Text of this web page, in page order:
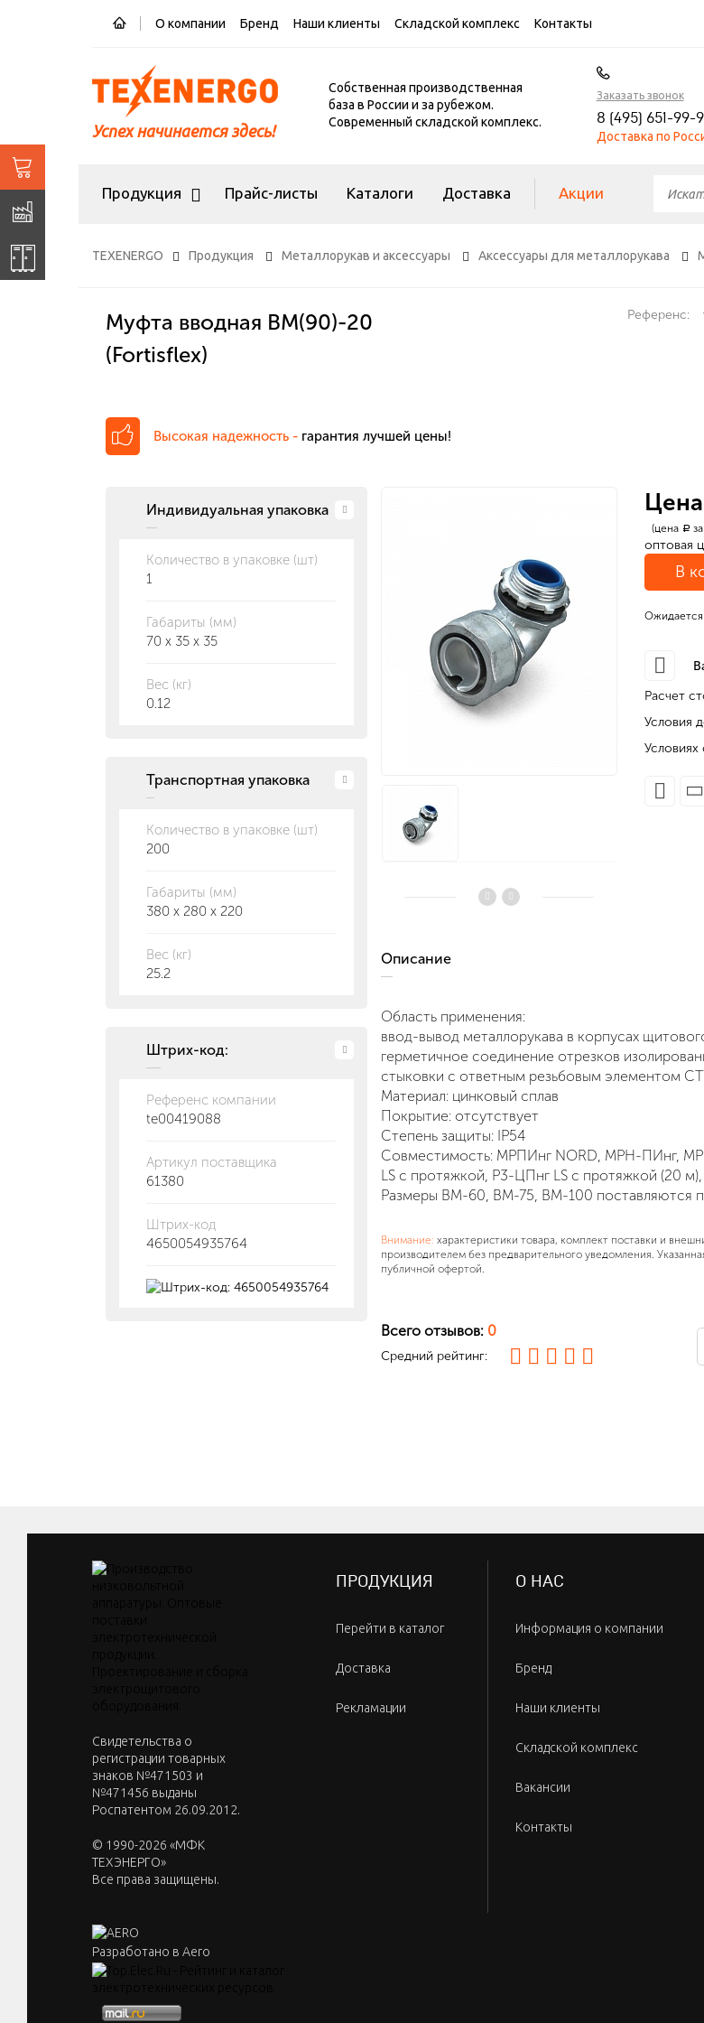
О компании Бренд Наши клиенты Складской комплекс Контакты
Успех начинается здесь!
Собственная производственная
база в России и за рубежом.
Современный складской комплекс.
Заказать звонок
8 (495) 651-99-
Доставка по
Продукция Прайс-листы Каталоги Доставка Акции
TEXENERGO Продукция Металлорукав и аксессуары Аксессуары для металлорукава
Муфта вводная ВМ(90)-20
(Fortisflex)
Референс:
Высокая надежность - гарантия лучшей цены!
Индивидуальная упаковка
Количество в упаковке (шт)
1
Габариты (мм)
70 x 35 x 35
Вес (кг)
0.12
Транспортная упаковка
Количество в упаковке (шт)
200
Габариты (мм)
380 x 280 x 220
Вес (кг)
25.2
Штрих-код:
Референс компании
te00419088
Артикул поставщика
61380
Штрих-код
4650054935764
(цена a
оптовая
В
Ожидается
Расчет
Условия
Условиях
Описание
Область применения:
ввод-вывод металлорукава в корпусах
герметичное соединение отрезков
стыковки с ответным резьбовым элементом
Материал: цинковый сплав
Покрытие: отсутствует
Степень защиты: IP54
Совместимость: МРПИнг NORD, МРН-ПИнг,
LS с протяжкой, Р3-ЦПнг LS с протяжкой (20
Размеры ВМ-60, ВМ-75, ВМ-100 поставляются
Внимание: характеристики товара, комплект поставки и
производителем без предварительного уведомления.
публичной офертой.
Всего отзывов: 0
Средний рейтинг:
Cвидетельства о
регистрации товарных
знаков №471503 и
№471456 выданы
Роспатентом 26.09.2012.
© 1990-2026 «МФК
ТЕХЭНЕРГО»
Все права защищены.
Разработано в Aero
ПРОДУКЦИЯ
Перейти в каталог
Доставка
Рекламации
О НАС
Информация о компании
Бренд
Наши клиенты
Складской комплекс
Вакансии
Контакты